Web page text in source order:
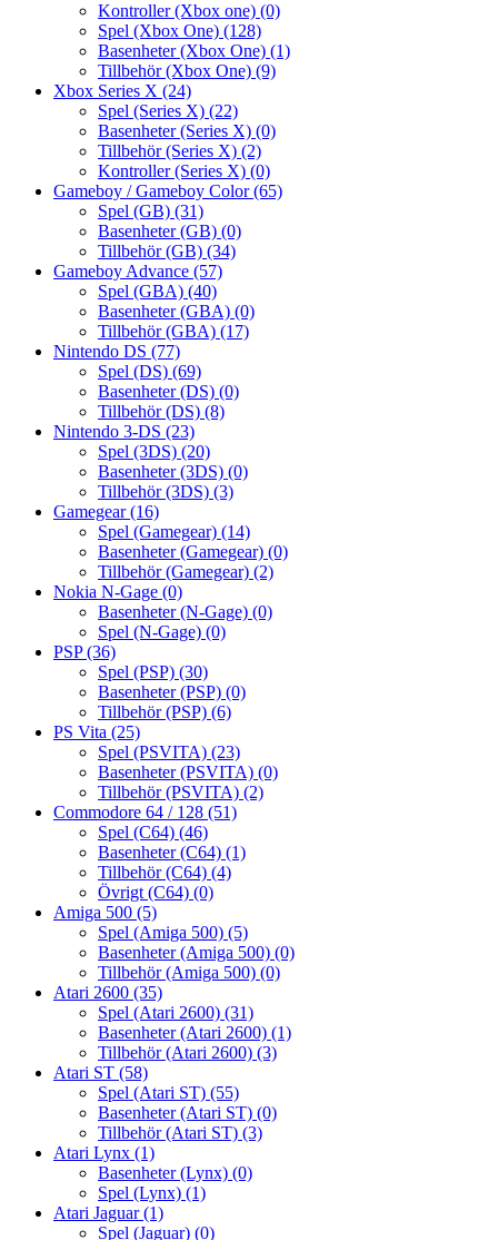
Kontroller (Xbox one) (0)
Spel (Xbox One) (128)
Basenheter (Xbox One) (1)
Tillbehör (Xbox One) (9)
Xbox Series X (24)
Spel (Series X) (22)
Basenheter (Series X) (0)
Tillbehör (Series X) (2)
Kontroller (Series X) (0)
Gameboy / Gameboy Color(65)
Spel (GB) (31)
Basenheter (GB) (0)
Tillbehör (GB) (34)
Gameboy Advance (57)
Spel (GBA) (40)
Basenheter (GBA) (0)
Tillbehör (GBA) (17)
Nintendo DS (77)
Spel (DS) (69)
Basenheter (DS) (0)
Tillbehör (DS) (8)
Nintendo 3-DS (23)
Spel (3DS) (20)
Basenheter (3DS) (0)
Tillbehör (3DS) (3)
Gamegear(16)
Spel (Gamegear) (14)
Basenheter (Gamegear) (0)
Tillbehör (Gamegear) (2)
Nokia N-Gage (0)
Basenheter (N-Gage) (0)
Spel (N-Gage) (0)
PSP(36)
Spel (PSP) (30)
Basenheter (PSP) (0)
Tillbehör (PSP) (6)
PS Vita (25)
Spel (PSVITA) (23)
Basenheter (PSVITA) (0)
Tillbehör (PSVITA) (2)
Commodore 64 / 128 (51)
Spel (C64) (46)
Basenheter (C64) (1)
Tillbehör (C64) (4)
Övrigt (C64) (0)
Amiga 500 (5)
Spel (Amiga 500) (5)
Basenheter (Amiga 500) (0)
Tillbehör (Amiga 500) (0)
Atari 2600 (35)
Spel (Atari 2600) (31)
Basenheter (Atari 2600) (1)
Tillbehör (Atari 2600) (3)
Atari ST (58)
Spel (Atari ST) (55)
Basenheter (Atari ST) (0)
Tillbehör (Atari ST) (3)
Atari Lynx (1)
Basenheter (Lynx) (0)
Spel (Lynx) (1)
Atari Jaguar(1)
Spel (Jaguar) (0)